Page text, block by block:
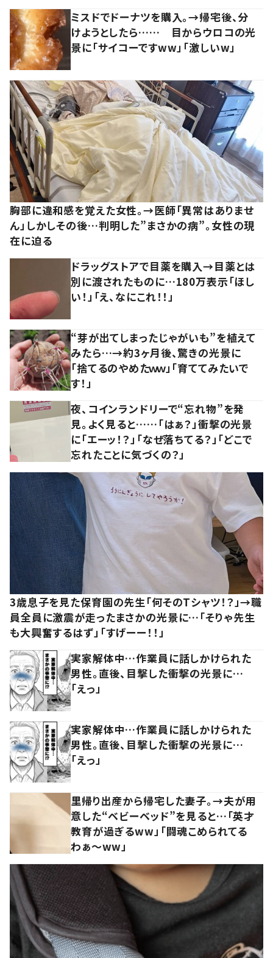
ミスドでドーナツを購入。→帰宅後、分
けようとしたら…… 目からウロコの光
景に「サイコーですww」「激しいw」
胸部に違和感を覚えた女性。→医師「異常はありませ
ん」しかしその後…判明した”まさかの病”。女性の現
在に迫る
ドラッグストアで目薬を購入→目薬とは
別に渡されたものに…180万表示「ほし
い！」「え、なにこれ！！」
“芽が出てしまったじゃがいも”を植えて
みたら…→約3ヶ月後、驚きの光景に
「捨てるのやめたｗｗ」「育ててみたいで
す！」
夜、コインランドリーで“忘れ物”を発
見。よく見ると……「はぁ？」衝撃の光景
に「エーッ！？」「なぜ落ちてる？」「どこで
忘れたことに気づくの？」
3歳息子を見た保育園の先生「何そのTシャツ！？」→職
員全員に激震が走ったまさかの光景に…「そりゃ先生
も大興奮するはず」「すげーー！！」
実家解体中…作業員に話しかけられた
男性。直後、目撃した衝撃の光景に…
「えっ」
実家解体中…作業員に話しかけられた
男性。直後、目撃した衝撃の光景に…
「えっ」
里帰り出産から帰宅した妻子。→夫が用
意した“ベビーベッド”を見ると…「英才
教育が過ぎるww」「闘魂こめられてる
わぁ～ww」